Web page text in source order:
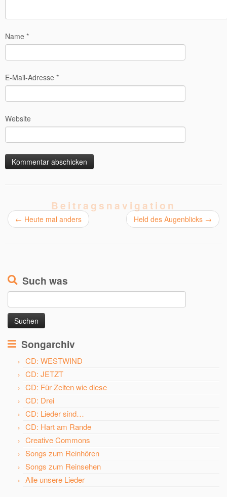
Name *
E-Mail-Adresse *
Website
Beitragsnavigation
← Heute mal anders Held des Augenblicks →
Such was
nach:
Songarchiv
CD: WESTWIND
CD: JETZT
CD: Für Zeiten wie diese
CD: Drei
CD: Lieder sind…
CD: Hart am Rande
Creative Commons
Songs zum Reinhören
Songs zum Reinsehen
Alle unsere Lieder